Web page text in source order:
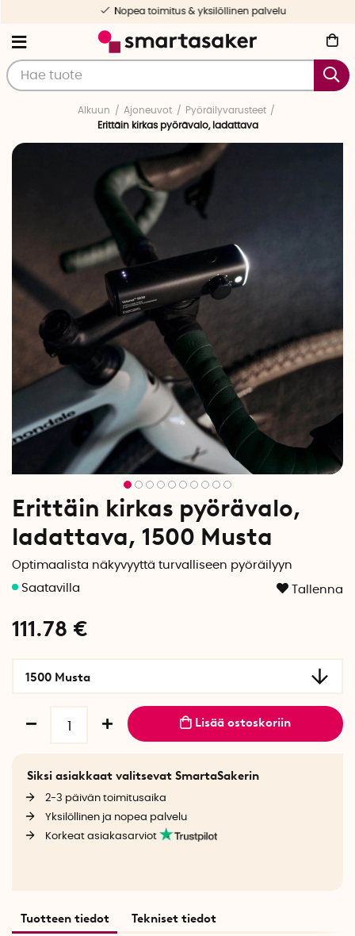
Nopea toimitus & yksilöllinen palvelu
Alkuun Ajoneuvot
Pyöräilyvarusteet
Erittäin kirkas pyörävalo, ladattava
Erittäin kirkas pyörävalo,
ladattava, 1500 Musta
Optimaalista näkyvyyttä turvalliseen pyöräilyyn
Tallenna
111.78 €
1500 Musta
Lisää ostoskoriin
Siksi asiakkaat valitsevat SmartaSakerin
2-3 päivän toimitusaika
Yksilöllinen ja nopea palvelu
Korkeat asiakasarviot
Tuotteen tiedot Tekniset tiedot